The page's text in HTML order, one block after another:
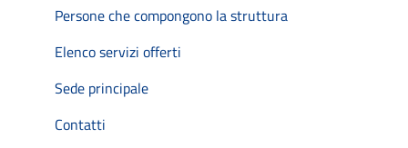
Persone che compongono la struttura
Elenco servizi offerti
Sede principale
Contatti